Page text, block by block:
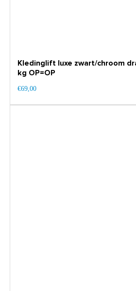
Kledinglift luxe zwart/chroom
kg OP=OP
€69,00